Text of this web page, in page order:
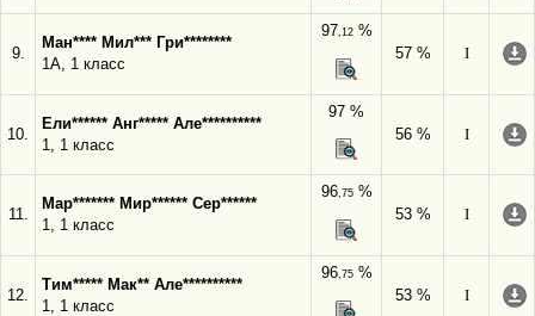
9.
Ман**** Мил*** Гри********
1А, 1 класс
97,12%
57 %
I
10.
Ели****** Анг***** Але**********
1, 1 класс
97 %
56 %
I
11.
Мар******* Мир****** Сер******
1, 1 класс
96,75%
53 %
I
12.
Тим***** Мак** Але**********
1, 1 класс
96,75%
53 %
I